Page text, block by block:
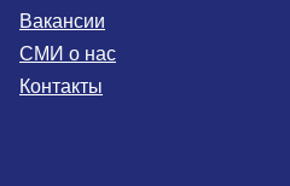
Вакансии
СМИ о нас
Контакты